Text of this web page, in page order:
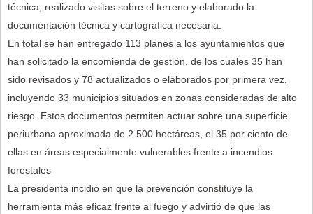
técnica, realizado visitas sobre el terreno y elaborado la
documentación técnica y cartográfica necesaria.
En total se han entregado 113 planes a los ayuntamientos que
han solicitado la encomienda de gestión, de los cuales 35 han
sido revisados y 78 actualizados o elaborados por primera vez,
incluyendo 33 municipios situados en zonas consideradas de alto
riesgo. Estos documentos permiten actuar sobre una superficie
periurbana aproximada de 2.500 hectáreas, el 35 por ciento de
ellas en áreas especialmente vulnerables frente a incendios
forestales
La presidenta incidió en que la prevención constituye la
herramienta más eficaz frente al fuego y advirtió de que las